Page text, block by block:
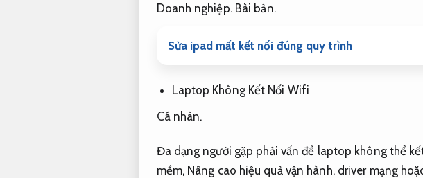
Doanh nghiệp. Bài bản.
Sửa ipad mất kết nối đúng quy trình
Laptop Không Kết Nối Wifi
Cá nhân.
Đa dạng người gặp phải vấn đề laptop không thể
mềm, Nâng cao hiệu quả vận hành.driver mạng